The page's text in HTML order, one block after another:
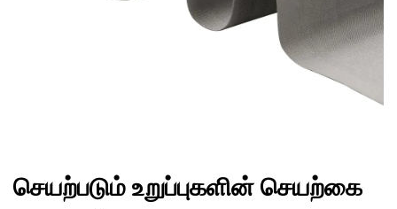
செயற்படும் உறுப்புகளின் செயற்கை